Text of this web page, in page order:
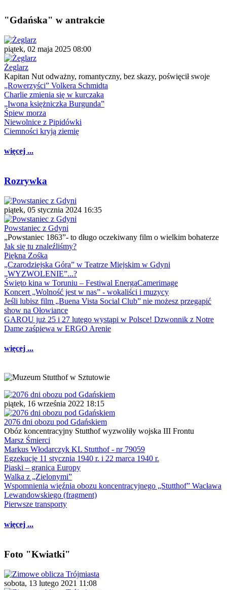
"Gdańska" w antrakcie
piątek, 02 maja 2025 08:00
Żeglarz
Kapitan Nut odważny, romantyczny, bez skazy, poświęcił swoje
„Rowerzyści” Volkera Schmidta
Charlie zmienia się w kurczaka
„Iwona księżniczka Burgunda”
Śpiew morza
Niewolnice z Pipidówki
Ciemności kryją ziemię
więcej ...
Rozrywka
piątek, 05 stycznia 2024 16:35
Powstaniec z Gdyni
„Powstaniec 1863”- to długo oczekiwany film o wielkim bohaterze
Jak się tu znaleźliśmy?
Piękna Zośka
„Czarodziejska Góra” w Teatrze Miejskim w Gdyni
„WYZWOLENIE”...?
Święto kina w Toruniu – Festiwal EnergaCamerimage
Koncert „Wolność jest w nas” - wokaliści i muzycy
Jeśli lubisz film „Buena Vista Social Club” nie możesz przegapić
show na Ołowiance
GAROU już 25 i 27 lutego wystąpi w Polsce! Dzwonnik z Notre
Dame zaśpiewa w ERGO Arenie
więcej ...
piątek, 16 września 2022 18:15
2076 dni obozu pod Gdańskiem
Obóz koncentracyjny Stutthof wyzwoliły wojska III Frontu
Marsz Śmierci
Markus Włodarczyk KL Stutthof - nr 79059
Egzekucje 11 stycznia 1940 r. i 22 marca 1940 r.
Piaski – granica Europy
Walka z „Zielonymi”
Wspomnienia więźnia obozu koncentracyjnego „Stutthof” Wacława
Lewandowskiego (fragment)
Pierwsze transporty
więcej ...
Foto "Kwiatki"
sobota, 13 lutego 2021 11:08